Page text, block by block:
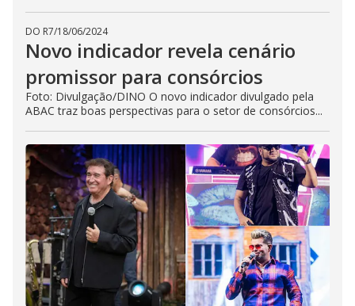
DO R7/18/06/2024
Novo indicador revela cenário
promissor para consórcios
Foto: Divulgação/DINO O novo indicador divulgado pela
ABAC traz boas perspectivas para o setor de consórcios...